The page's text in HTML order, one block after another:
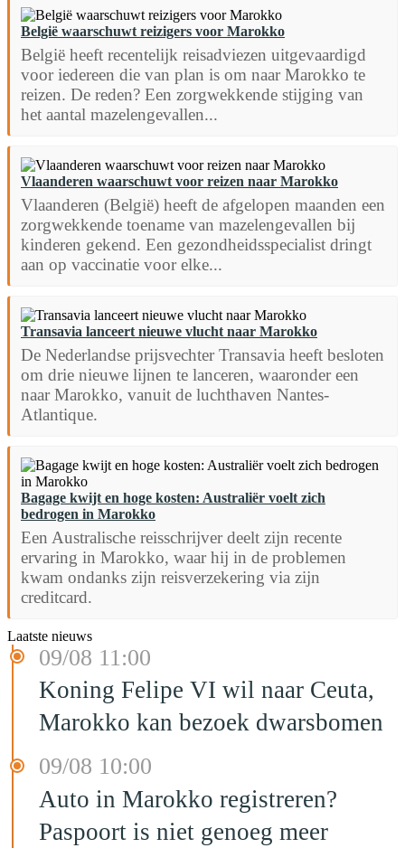
België waarschuwt reizigers voor Marokko
België heeft recentelijk reisadviezen uitgevaardigd
voor iedereen die van plan is om naar Marokko te
reizen. De reden? Een zorgwekkende stijging van
het aantal mazelengevallen...
Vlaanderen waarschuwt voor reizen naar Marokko
Vlaanderen (België) heeft de afgelopen maanden een
zorgwekkende toename van mazelengevallen bij
kinderen gekend. Een gezondheidsspecialist dringt
aan op vaccinatie voor elke...
Transavia lanceert nieuwe vlucht naar Marokko
De Nederlandse prijsvechter Transavia heeft besloten
om drie nieuwe lijnen te lanceren, waaronder een
naar Marokko, vanuit de luchthaven Nantes-
Atlantique.
Bagage kwijt en hoge kosten: Australiër voelt zich
bedrogen in Marokko
Een Australische reisschrijver deelt zijn recente
ervaring in Marokko, waar hij in de problemen
kwam ondanks zijn reisverzekering via zijn
creditcard.
Laatste nieuws
09/08 11:00
Koning Felipe VI wil naar Ceuta,
Marokko kan bezoek dwarsbomen
09/08 10:00
Auto in Marokko registreren?
Paspoort is niet genoeg meer